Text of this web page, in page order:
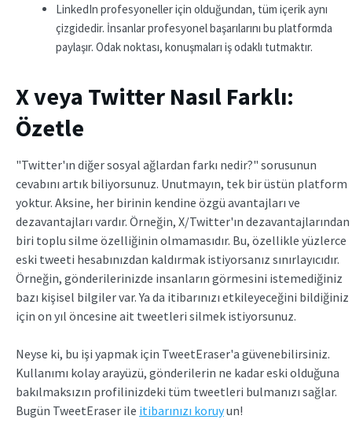
LinkedIn profesyoneller için olduğundan, tüm içerik aynı
çizgidedir. İnsanlar profesyonel başarılarını bu platformda
paylaşır. Odak noktası, konuşmaları iş odaklı tutmaktır.
X veya Twitter Nasıl Farklı:
Özetle
"Twitter'ın diğer sosyal ağlardan farkı nedir?" sorusunun
cevabını artık biliyorsunuz. Unutmayın, tek bir üstün platform
yoktur. Aksine, her birinin kendine özgü avantajları ve
dezavantajları vardır. Örneğin, X/Twitter'ın dezavantajlarından
biri toplu silme özelliğinin olmamasıdır. Bu, özellikle yüzlerce
eski tweeti hesabınızdan kaldırmak istiyorsanız sınırlayıcıdır.
Örneğin, gönderilerinizde insanların görmesini istemediğiniz
bazı kişisel bilgiler var. Ya da itibarınızı etkileyeceğini bildiğiniz
için on yıl öncesine ait tweetleri silmek istiyorsunuz.
Neyse ki, bu işi yapmak için TweetEraser'a güvenebilirsiniz.
Kullanımı kolay arayüzü, gönderilerin ne kadar eski olduğuna
bakılmaksızın profilinizdeki tüm tweetleri bulmanızı sağlar.
Bugün TweetEraser ile itibarınızı koruyun!